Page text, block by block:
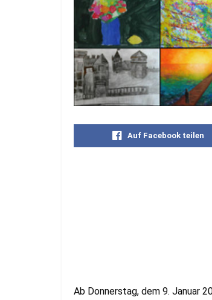
Auf Facebook teilen
Ab Donnerstag, dem 9. Januar